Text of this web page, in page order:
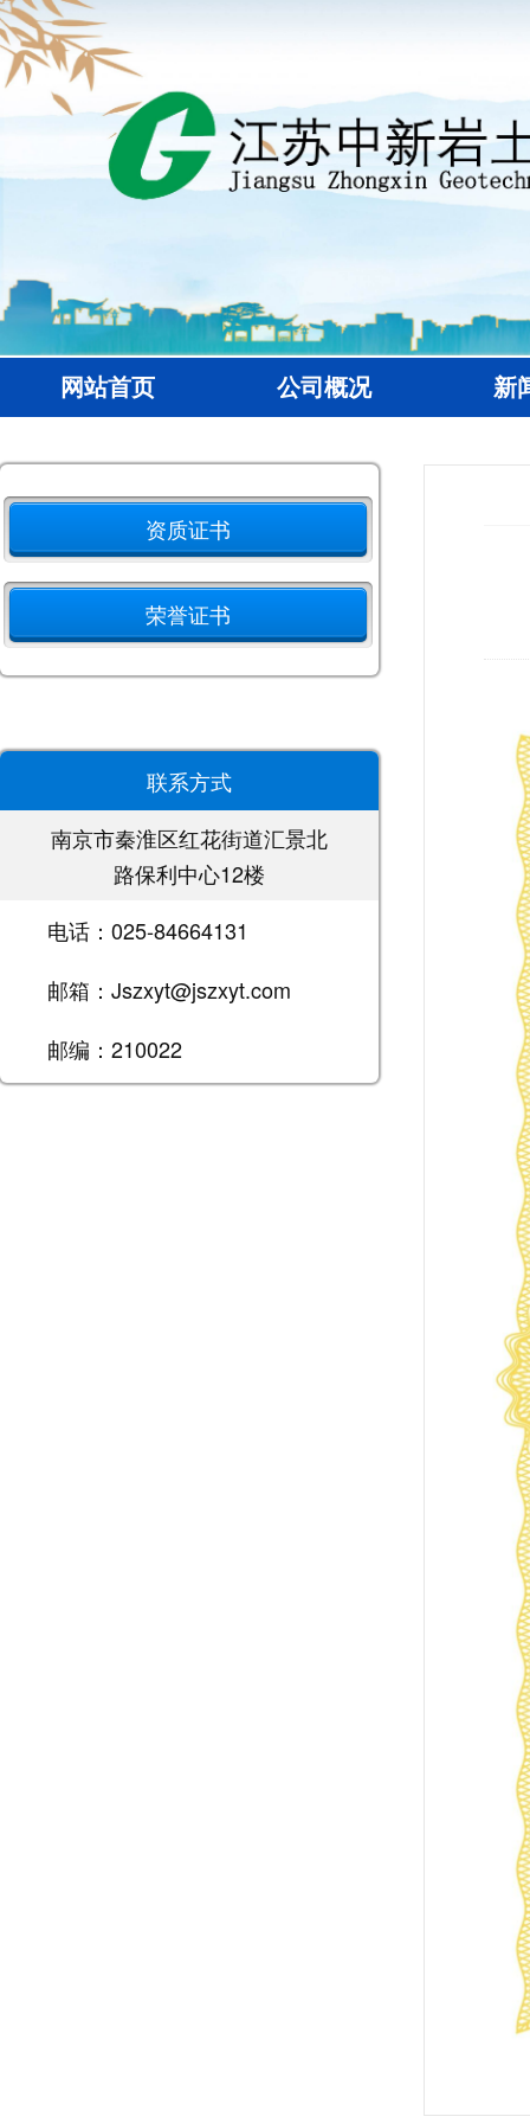
网站首页 公司概况 新
资质证书
荣誉证书
联系方式
南京市秦淮区红花街道汇景北
路保利中心12楼
电话：025-84664131
邮箱：Jszxyt@jszxyt.com
邮编：210022